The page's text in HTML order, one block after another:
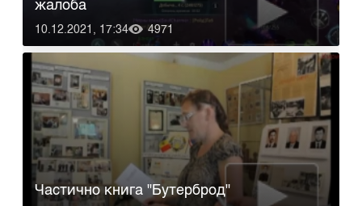
10.12.2021, 17:34 4971
жалоба
Частично книга "Бутерброд"